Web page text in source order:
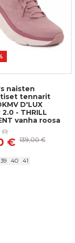
julkaista sen
Stiletto.fi-
arvostelua.
naisten
tennarit
D'LUX
2.0 - THRILL
vanha roosa
(0)
€ 139,00 €
39 40 41